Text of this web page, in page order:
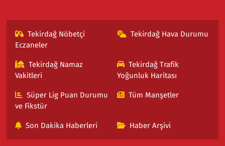
Tekirdağ Nöbetçi
Eczaneler
Tekirdağ Hava Durumu
Tekirdağ Namaz
Vakitleri
Tekirdağ Trafik
Yoğunluk Haritası
Süper Lig Puan Durumu
ve Fikstür
Tüm Manşetler
Son Dakika Haberleri Haber Arşivi